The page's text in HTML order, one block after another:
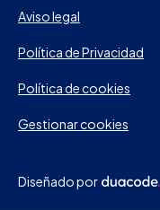
Aviso legal
Política de Privacidad
Política de cookies
Gestionar cookies
Diseñado por